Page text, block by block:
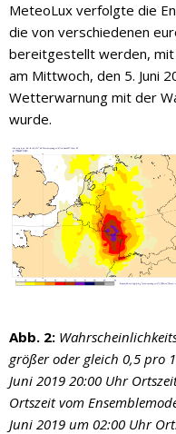
MeteoLux verfolgte die
die von verschiedenen
bereitgestellt werden,
am Mittwoch, den 5. Juni
Wetterwarnung mit der
wurde.
Abb. 2:
größer oder gleich 0,5 pro
Juni 2019 20:00 Uhr
Ortszeit vom
Juni 2019 um 02:00 Uhr